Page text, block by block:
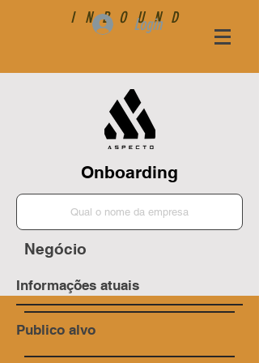
INBOUND
Login
Onboarding
Negócio
Informações atuais
Publico alvo